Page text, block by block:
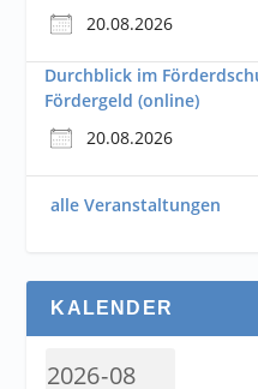
20.08.2026
Durchblick im
Fördergeld (online)
20.08.2026
alle Veranstaltungen
KALENDER